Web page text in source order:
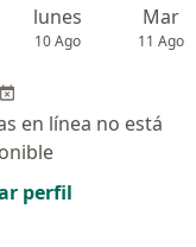
lunes
10 Ago
Mar
11 Ago
en línea no está
perfil